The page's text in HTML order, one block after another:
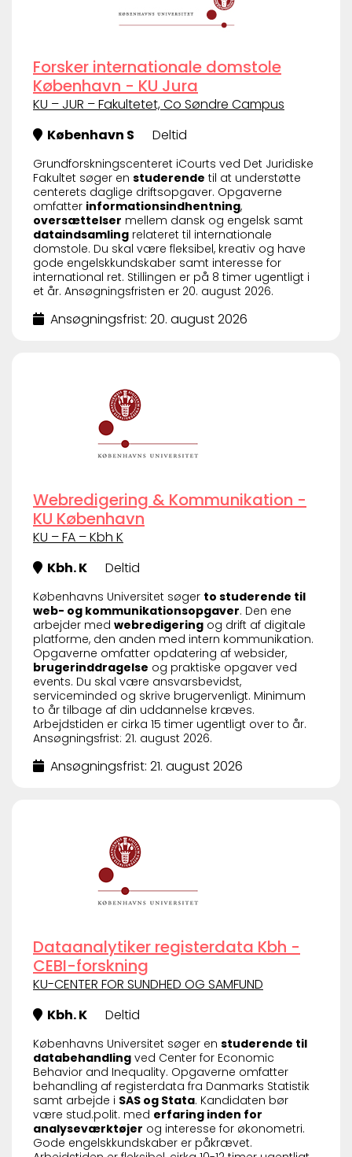
Forsker internationale domstole
København - KU Jura
KU – JUR – Fakultetet, Co Søndre Campus
København S
Deltid
Grundforskningscenteret iCourts ved Det Juridiske
Fakultet søger en studerende til at understøtte
centerets daglige driftsopgaver. Opgaverne
omfatter informationsindhentning,
oversættelser mellem dansk og engelsk samt
dataindsamling relateret til internationale
domstole. Du skal være fleksibel, kreativ og have
gode engelskkundskaber samt interesse for
international ret. Stillingen er på 8 timer ugentligt i
et år. Ansøgningsfristen er 20. august 2026.
Ansøgningsfrist: 20. august 2026
Webredigering & Kommunikation -
KU København
KU – FA – Kbh K
Kbh. K
Deltid
Københavns Universitet søger to studerende til
web- og kommunikationsopgaver. Den ene
arbejder med webredigering og drift af digitale
platforme, den anden med intern kommunikation.
Opgaverne omfatter opdatering af websider,
brugerinddragelse og praktiske opgaver ved
events. Du skal være ansvarsbevidst,
serviceminded og skrive brugervenligt. Minimum
to år tilbage af din uddannelse kræves.
Arbejdstiden er cirka 15 timer ugentligt over to år.
Ansøgningsfrist: 21. august 2026.
Ansøgningsfrist: 21. august 2026
Dataanalytiker registerdata Kbh -
CEBI-forskning
KU-CENTER FOR SUNDHED OG SAMFUND
Kbh. K
Deltid
Københavns Universitet søger en studerende til
databehandling ved Center for Economic
Behavior and Inequality. Opgaverne omfatter
behandling af registerdata fra Danmarks Statistik
samt arbejde i SAS og Stata. Kandidaten bør
være stud.polit. med erfaring inden for
analyseværktøjer og interesse for økonometri.
Gode engelskkundskaber er påkrævet.